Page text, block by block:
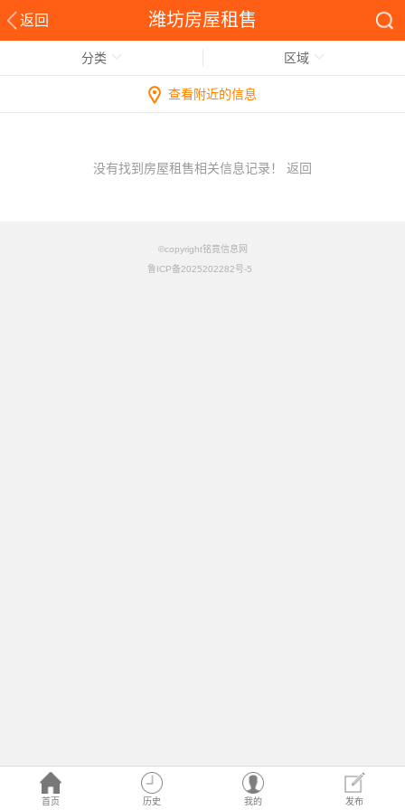
返回 潍坊房屋租售
首页 历史 我的 发布
分类 区域
查看附近的信息
没有找到房屋租售相关信息记录！ 返回
©copyright铭竟信息网
鲁ICP备2025202282号-5